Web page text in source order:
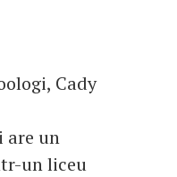
Cady
are un
un liceu